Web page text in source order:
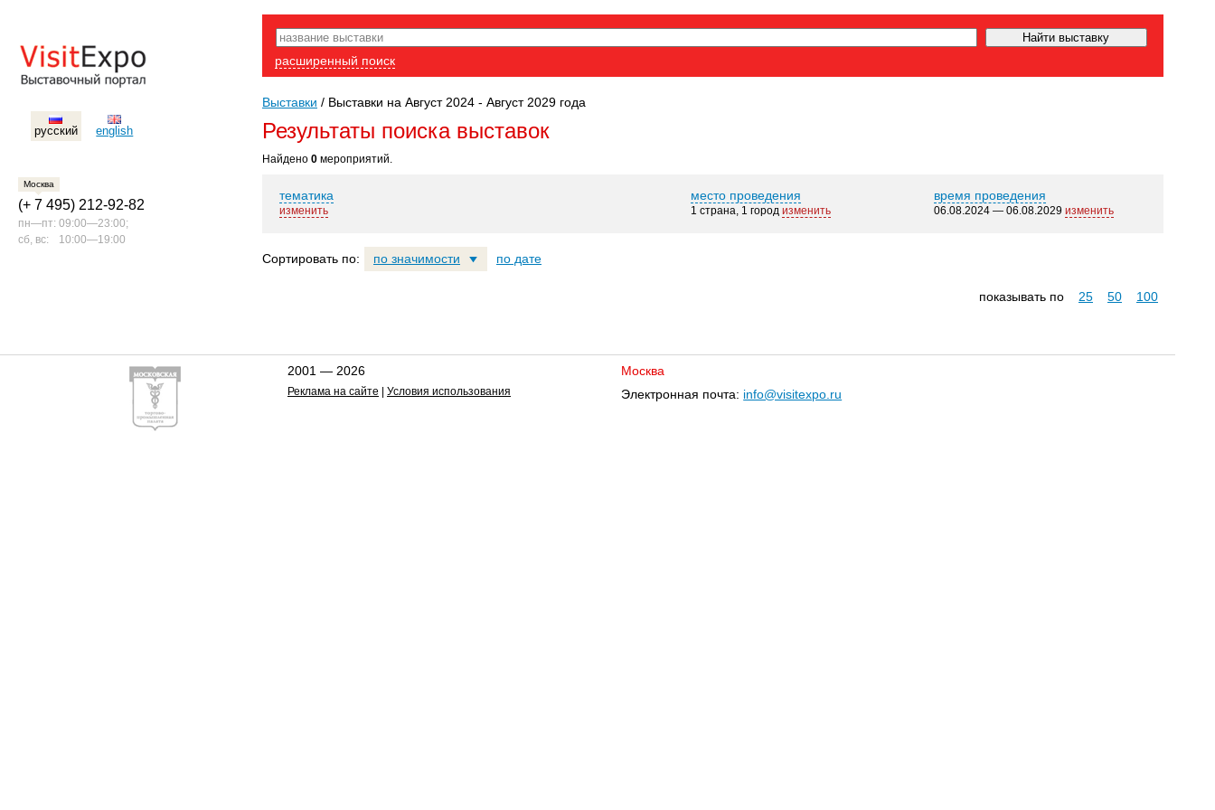
русский english
Москва
(+ 7 495) 212-92-82
пн—пт: 09:00—23:00;
сб, вс:
10:00—19:00
расширенный поиск
Выставки / Выставки на Август 2024 - Август 2029 года
Результаты поиска выставок
Найдено 0 мероприятий.
тематика
изменить
место проведения
1 страна, 1 город изменить
время проведения
06.08.2024 — 06.08.2029 изменить
Сортировать по: по значимости по дате
показывать по 25 50 100
2001 — 2026
Реклама на сайте Условия использования
Москва
Электронная почта: info@visitexpo.ru